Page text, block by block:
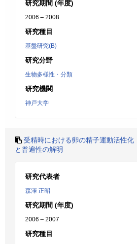
研究期間 (年度)
2006 – 2008
研究種目
基盤研究(B)
研究分野
生物多様性・分類
研究機関
神戸大学
受精時における卵の精子運動活性化
と普遍性の解明
研究代表者
森澤 正昭
研究期間 (年度)
2006 – 2007
研究種目